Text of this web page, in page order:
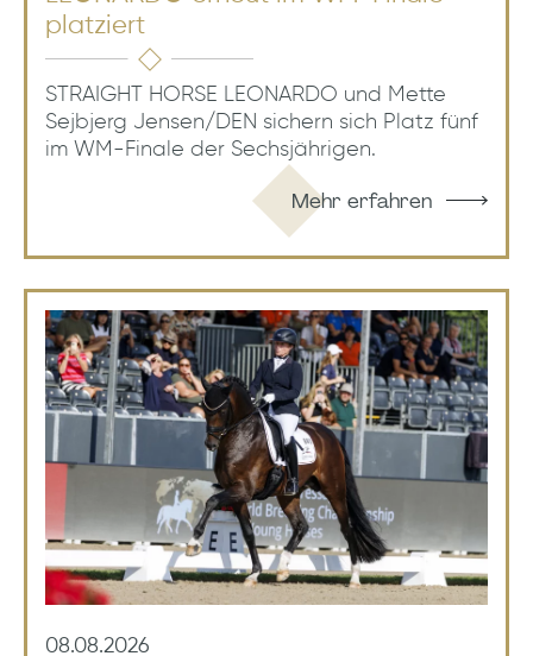
platziert
STRAIGHT HORSE LEONARDO und Mette
Sejbjerg Jensen/DEN sichern sich Platz fünf
im WM-Finale der Sechsjährigen.
Mehr erfahren
08.08.2026